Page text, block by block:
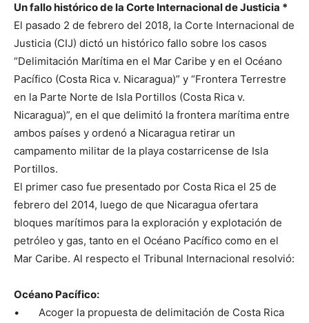
Un fallo histórico de la Corte Internacional de Justicia *
El pasado 2 de febrero del 2018, la Corte Internacional de
Justicia (CIJ) dictó un histórico fallo sobre los casos
“Delimitación Marítima en el Mar Caribe y en el Océano
Pacífico (Costa Rica v. Nicaragua)” y “Frontera Terrestre
en la Parte Norte de Isla Portillos (Costa Rica v.
Nicaragua)”, en el que delimitó la frontera marítima entre
ambos países y ordenó a Nicaragua retirar un
campamento militar de la playa costarricense de Isla
Portillos.
El primer caso fue presentado por Costa Rica el 25 de
febrero del 2014, luego de que Nicaragua ofertara
bloques marítimos para la exploración y explotación de
petróleo y gas, tanto en el Océano Pacífico como en el
Mar Caribe. Al respecto el Tribunal Internacional resolvió:
Océano Pacífico:
• Acoger la propuesta de delimitación de Costa Rica